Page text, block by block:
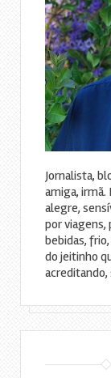
Jornalista,
amiga, irmã.
alegre,
por viagens,
bebidas,
do jeitinho
acreditando,